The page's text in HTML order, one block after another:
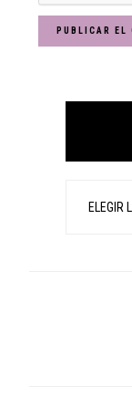
Primary